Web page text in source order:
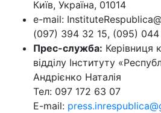
Київ, Україна, 01014
e-mail:
(097) 394 32 15, (095)
Прес-служба: Керівниця
відділу Інституту
Андрієнко Наталія
Тел: 097 172 63 07
E-mail: